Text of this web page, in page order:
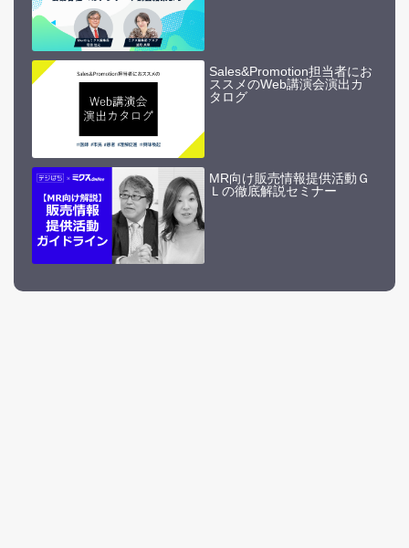
Sales&Promotion担当者にお
ススメのWeb講演会演出カ
タログ
MR向け販売情報提供活動Ｇ
Ｌの徹底解説セミナー